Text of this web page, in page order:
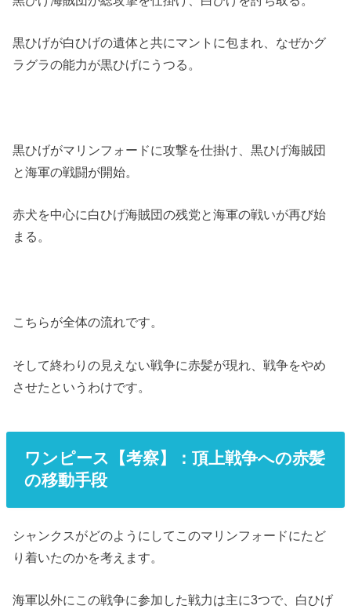
黒ひげが白ひげの遺体と共にマントに包まれ、なぜかグ
ラグラの能力が黒ひげにうつる。
黒ひげがマリンフォードに攻撃を仕掛け、黒ひげ海賊団
と海軍の戦闘が開始。
赤犬を中心に白ひげ海賊団の残党と海軍の戦いが再び始
まる。
こちらが全体の流れです。
そして終わりの見えない戦争に赤髪が現れ、戦争をやめ
させたというわけです。
ワンピース【考察】：頂上戦争への赤髪
の移動手段
シャンクスがどのようにしてこのマリンフォードにたど
り着いたのかを考えます。
海軍以外にこの戦争に参加した戦力は主に3つで、白ひげ